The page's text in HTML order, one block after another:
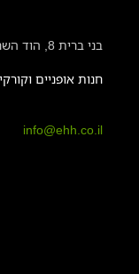
בני ברית 8, הוד השרון
חנות אופניים
info@ehh.co.il